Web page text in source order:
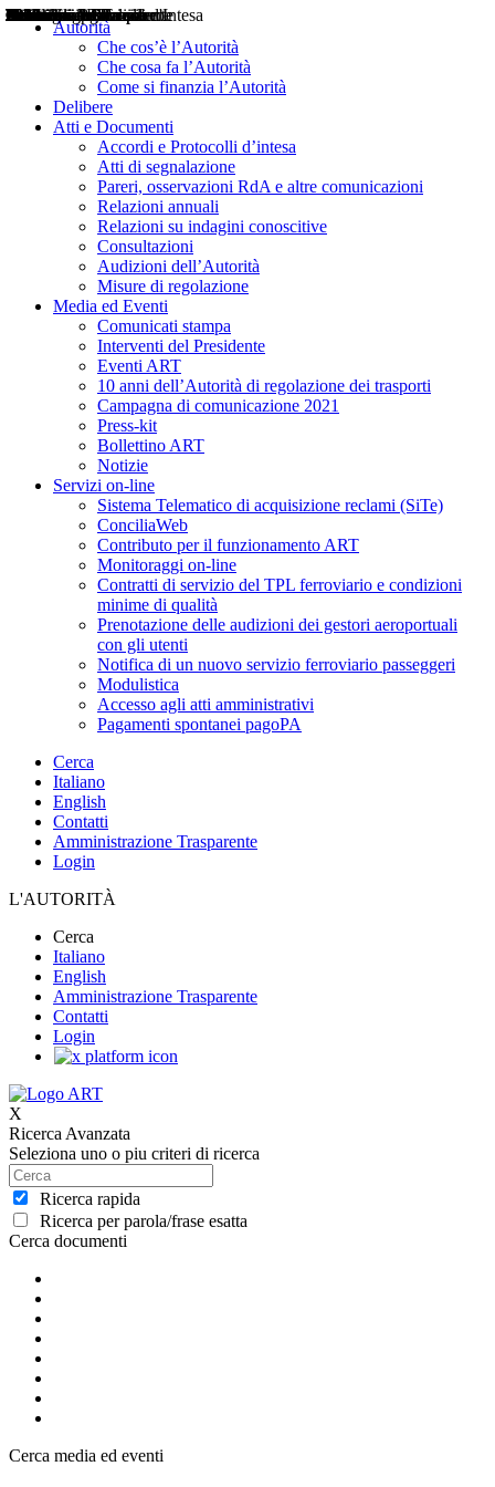
Autorità
Che cos’è l’Autorità
Che cosa fa l’Autorità
Come si finanzia l’Autorità
Delibere
Atti e Documenti
Accordi e Protocolli d’intesa
Atti di segnalazione
Pareri, osservazioni RdA e altre comunicazioni
Relazioni annuali
Relazioni su indagini conoscitive
Consultazioni
Audizioni dell’Autorità
Misure di regolazione
Media ed Eventi
Comunicati stampa
Interventi del Presidente
Eventi ART
10 anni dell’Autorità di regolazione dei trasporti
Campagna di comunicazione 2021
Press-kit
Bollettino ART
Notizie
Servizi on-line
Sistema Telematico di acquisizione reclami (SiTe)
ConciliaWeb
Contributo per il funzionamento ART
Monitoraggi on-line
Contratti di servizio del TPL ferroviario e condizioni
minime di qualità
Prenotazione delle audizioni dei gestori aeroportuali
con gli utenti
Notifica di un nuovo servizio ferroviario passeggeri
Modulistica
Accesso agli atti amministrativi
Pagamenti spontanei pagoPA
Cerca
Italiano
English
Contatti
Amministrazione Trasparente
Login
L'AUTORITÀ
Cerca
Italiano
English
Amministrazione Trasparente
Contatti
Login
X
Ricerca Avanzata
Seleziona uno o piu criteri di ricerca
Ricerca rapida
Ricerca per parola/frase esatta
Cerca documenti
Delibere
Pareri
Consultazioni
Audizioni
Atti di Segnalazione
Accordi e Protocolli d'Intesa
Relazioni annuali
Misure di regolazione
Cerca media ed eventi
Notizie
Comunicati Stampa
Bollettini ART
Convegni ART
Interviste del Presidente
Articoli in primo piano
Interventi del Presidente
2004
2005
2010
2013
2014
2015
2016
2017
2018
2019
202
2020
2021
2022
2023
2024
2025
2026
Aereo
Marittimo
Terrestre